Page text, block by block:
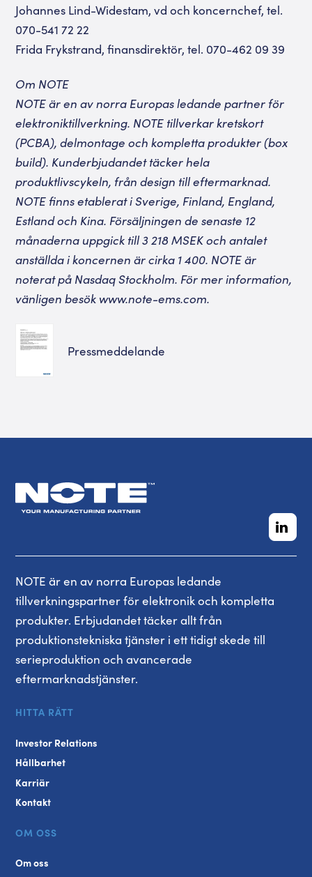
Johannes Lind-Widestam, vd och koncernchef, tel.
070-541 72 22
Frida Frykstrand, finansdirektör, tel. 070-462 09 39
Om NOTE
NOTE är en av norra Europas ledande partner för
elektroniktillverkning. NOTE tillverkar kretskort
(PCBA), delmontage och kompletta produkter (box
build). Kunderbjudandet täcker hela
produktlivscykeln, från design till eftermarknad.
NOTE finns etablerat i Sverige, Finland, England,
Estland och Kina. Försäljningen de senaste 12
månaderna uppgick till 3 218 MSEK och antalet
anställda i koncernen är cirka 1 400. NOTE är
noterat på Nasdaq Stockholm. För mer information,
vänligen besök www.note-ems.com.
Pressmeddelande
NOTE är en av norra Europas ledande
tillverkningspartner för elektronik och kompletta
produkter. Erbjudandet täcker allt från
produktionstekniska tjänster i ett tidigt skede till
serieproduktion och avancerade
eftermarknadstjänster.
HITTA RÄTT
Investor Relations
Hållbarhet
Karriär
Kontakt
OM OSS
Om oss